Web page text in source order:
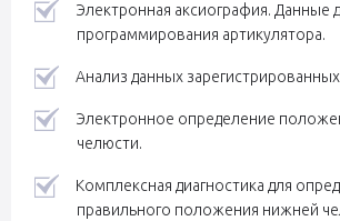
Электронная аксиография. Данные
программирования артикулятора.
Анализ данных
Электронное определение
челюсти.
Комплексная диагностика для
правильного положения нижней